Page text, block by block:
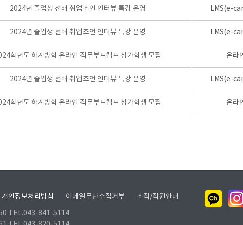
2024년 졸업생 선배 취업조언 인터뷰 특강 운영 LMS(e-
2024년 졸업생 선배 취업조언 인터뷰 특강 운영 LMS(e-
학년도 하계방학 온라인 직무부트캠프 참가학생 모집 온라
2024년 졸업생 선배 취업조언 인터뷰 특강 운영 LMS(e-
학년도 하계방학 온라인 직무부트캠프 참가학생 모집 온라
개인정보처리방침 이메일무단수집거부 조직/직원안내
TEL.043-841-5114